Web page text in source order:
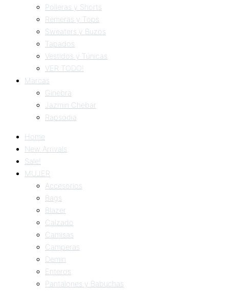
Polleras y Shorts
Remeras y Tops
Sweaters y Buzos
Tapados
Vestidos y Túnicas
VER TODO!
Marcas
Ginebra
Jazmin Chebar
Rapsodia
Home
New Arrivals
Sale!
MUJER
Accesorios
Bags
Blazer
Calzado
Camisas
Camperas
Demin
Enteros
Pantalones y Babuchas